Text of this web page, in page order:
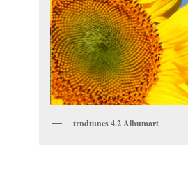
trndtunes 4.2 Albumart